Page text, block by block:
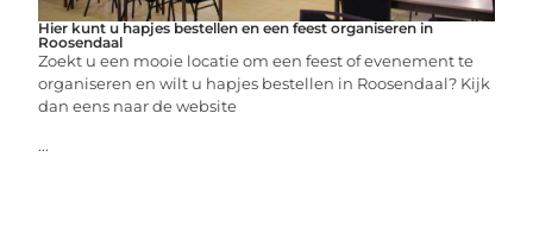
Hier kunt u hapjes bestellen en een feest organiseren in
Roosendaal
Zoekt u een mooie locatie om een feest of evenement te
organiseren en wilt u hapjes bestellen in Roosendaal? Kijk
dan eens naar de website
...